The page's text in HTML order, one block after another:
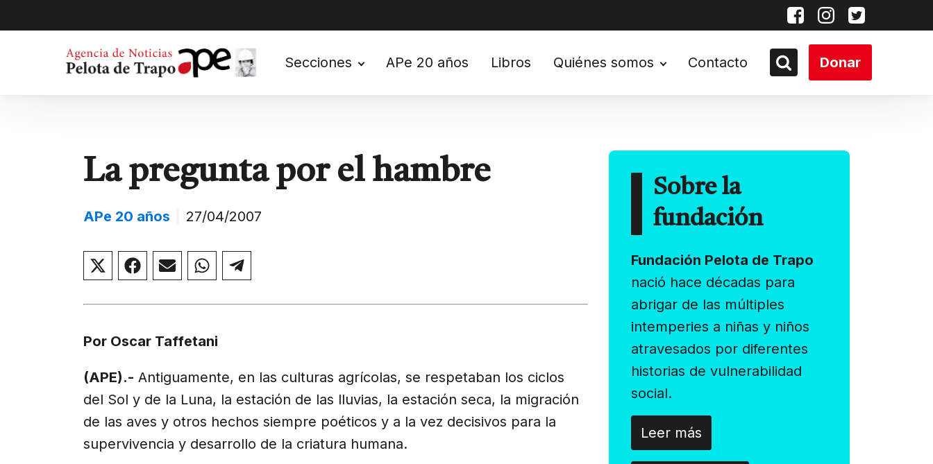
Secciones APe 20 años Libros Quiénes somos Contacto Donar
La pregunta por el hambre
APe 20 años 27/04/2007
Compartir
en
(Twitter)
Compartir
en
Compartir
en
Compartir
en
Compartir
en
Por Oscar Taffetani
(APE).- Antiguamente, en las culturas agrícolas, se respetaban los ciclos
del Sol y de la Luna, la estación de las lluvias, la estación seca, la migración
de las aves y otros hechos siempre poéticos y a la vez decisivos para la
supervivencia y desarrollo de la criatura humana.
Sobre la
fundación
Fundación Pelota de Trapo
nació hace décadas para
abrigar de las múltiples
intemperies a niñas y niños
atravesados por diferentes
historias de vulnerabilidad
social.
Leer más